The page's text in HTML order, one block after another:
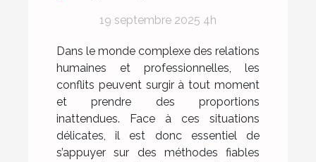
19 septembre 2025 4h
Dans le monde complexe des relations
humaines et professionnelles, les
conflits peuvent surgir à tout moment
et prendre des proportions
inattendues. Face à ces situations
délicates, il est donc essentiel de
s’appuyer sur des méthodes fiables